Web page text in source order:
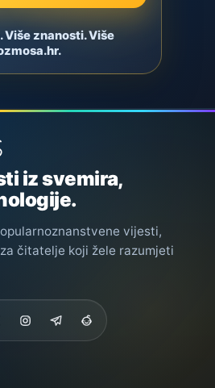
Više znanosti. Više
iz svemira,
vijesti,
čitatelje koji žele razumjeti